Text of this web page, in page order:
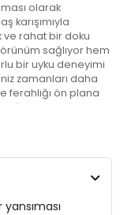
olarak
karışımıyla
ve rahat bir doku
sağlıyor hem
bir uyku deneyimi
zamanları daha
ferahlığı ön plana
sağlarken düz paça
ile stilinizi